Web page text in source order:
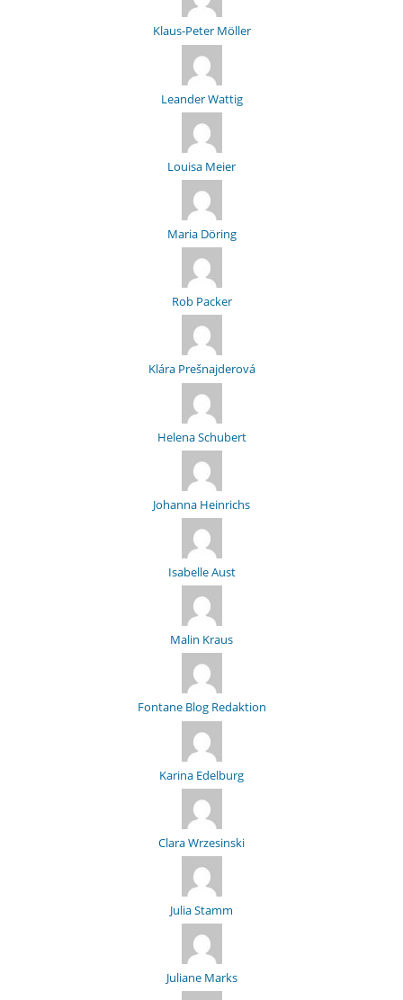
Klaus-Peter Möller
Leander Wattig
Louisa Meier
Maria Döring
Rob Packer
Klára Prešnajderová
Helena Schubert
Johanna Heinrichs
Isabelle Aust
Malin Kraus
Fontane Blog Redaktion
Karina Edelburg
Clara Wrzesinski
Julia Stamm
Juliane Marks